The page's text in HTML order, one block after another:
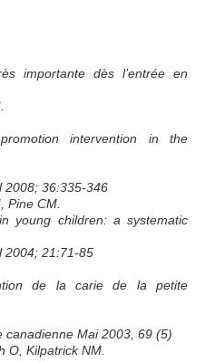
importante dès l’entrée en
intervention in the
2008; 36:335-346
Pine CM.
young children: a systematic
2004; 21:71-85
de la carie de la petite
canadienne Mai 2003, 69 (5)
O, Kilpatrick NM.